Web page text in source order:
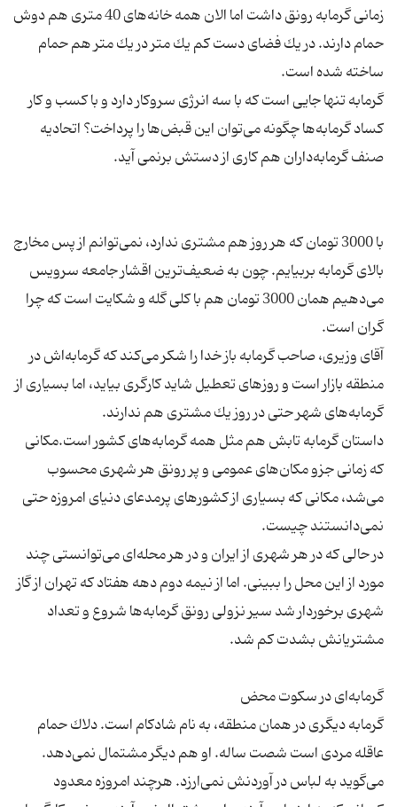
زمانی گرمابه رونق داشت اما الان همه خانه‌های 40 متری هم دوش
حمام دارند. در یك فضای دست كم یك متر در یك متر هم حمام
گرمابه تنها جایی است كه با سه انرژی سروكار دارد و با كسب و كار
كساد گرمابه‌ها چگونه می‌توان این قبض‌ها را پرداخت؟ اتحادیه
با 3000 تومان كه هر روز هم مشتری ندارد، نمی‌توانم از پس مخارج
بالای گرمابه بربیایم. چون به ضعیف‌ترین اقشار جامعه سرویس
می‌دهیم همان 3000 تومان هم با كلی گله و شكایت است كه چرا
آقای وزیری، صاحب گرمابه باز خدا را شكر می‌كند كه گرمابه‌اش در
منطقه بازار است و روزهای تعطیل شاید كارگری بیاید، اما بسیاری از
داستان گرمابه تابش هم مثل همه گرمابه‌های كشور است.مكانی
كه زمانی جزو مكان‌های عمومی و پر رونق هر شهری محسوب
می‌شد، مكانی كه بسیاری از كشورهای پرمدعای دنیای امروزه حتی
در حالی كه در هر شهری از ایران و در هر محله‌ای می‌توانستی چند
مورد از این محل را ببینی. اما از نیمه دوم دهه هفتاد كه تهران از گاز
شهری برخوردار شد سیر نزولی رونق گرمابه‌ها شروع و تعداد
گرمابه دیگری در همان منطقه، به نام شادکام است. دلاك حمام
عاقله مردی است شصت ساله. او هم دیگر مشتمال نمی‌دهد.
می‌گوید به لباس در آوردنش نمی‌ارزد. هرچند امروزه معدود